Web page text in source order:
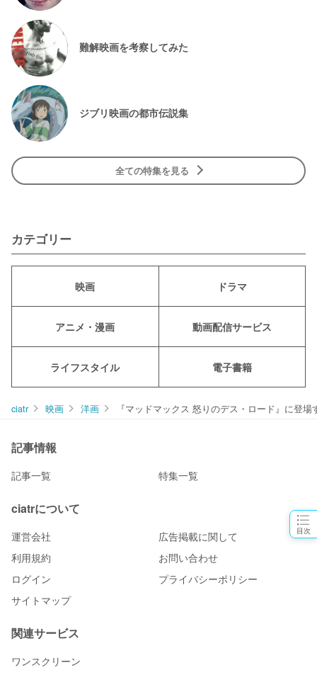
目次
難解映画を考察してみた
ジブリ映画の都市伝説集
全ての特集を見る
カテゴリー
映画 ドラマ
アニメ・漫画 動画配信サービス
ライフスタイル 電子書籍
ciatr 映画 洋画 『マッドマックス 怒りのデス・ロード』に登
記事情報
記事一覧 特集一覧
ciatrについて
運営会社
広告掲載に関して
利用規約
お問い合わせ
ログイン
プライバシーポリシー
サイトマップ
関連サービス
ワンスクリーン